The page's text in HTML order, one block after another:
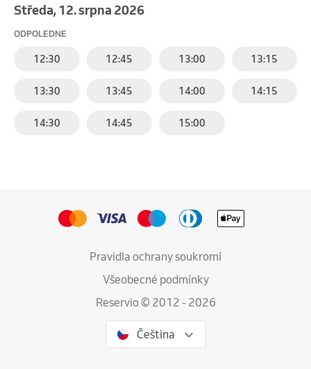
středa, 12. srpna 2026
ODPOLEDNE
12:30 12:45 13:00 13:15
13:30 13:45 14:00 14:15
14:30 14:45 15:00
Pravidla ochrany soukromí
Všeobecné podmínky
Reservio © 2012 - 2026
Čeština